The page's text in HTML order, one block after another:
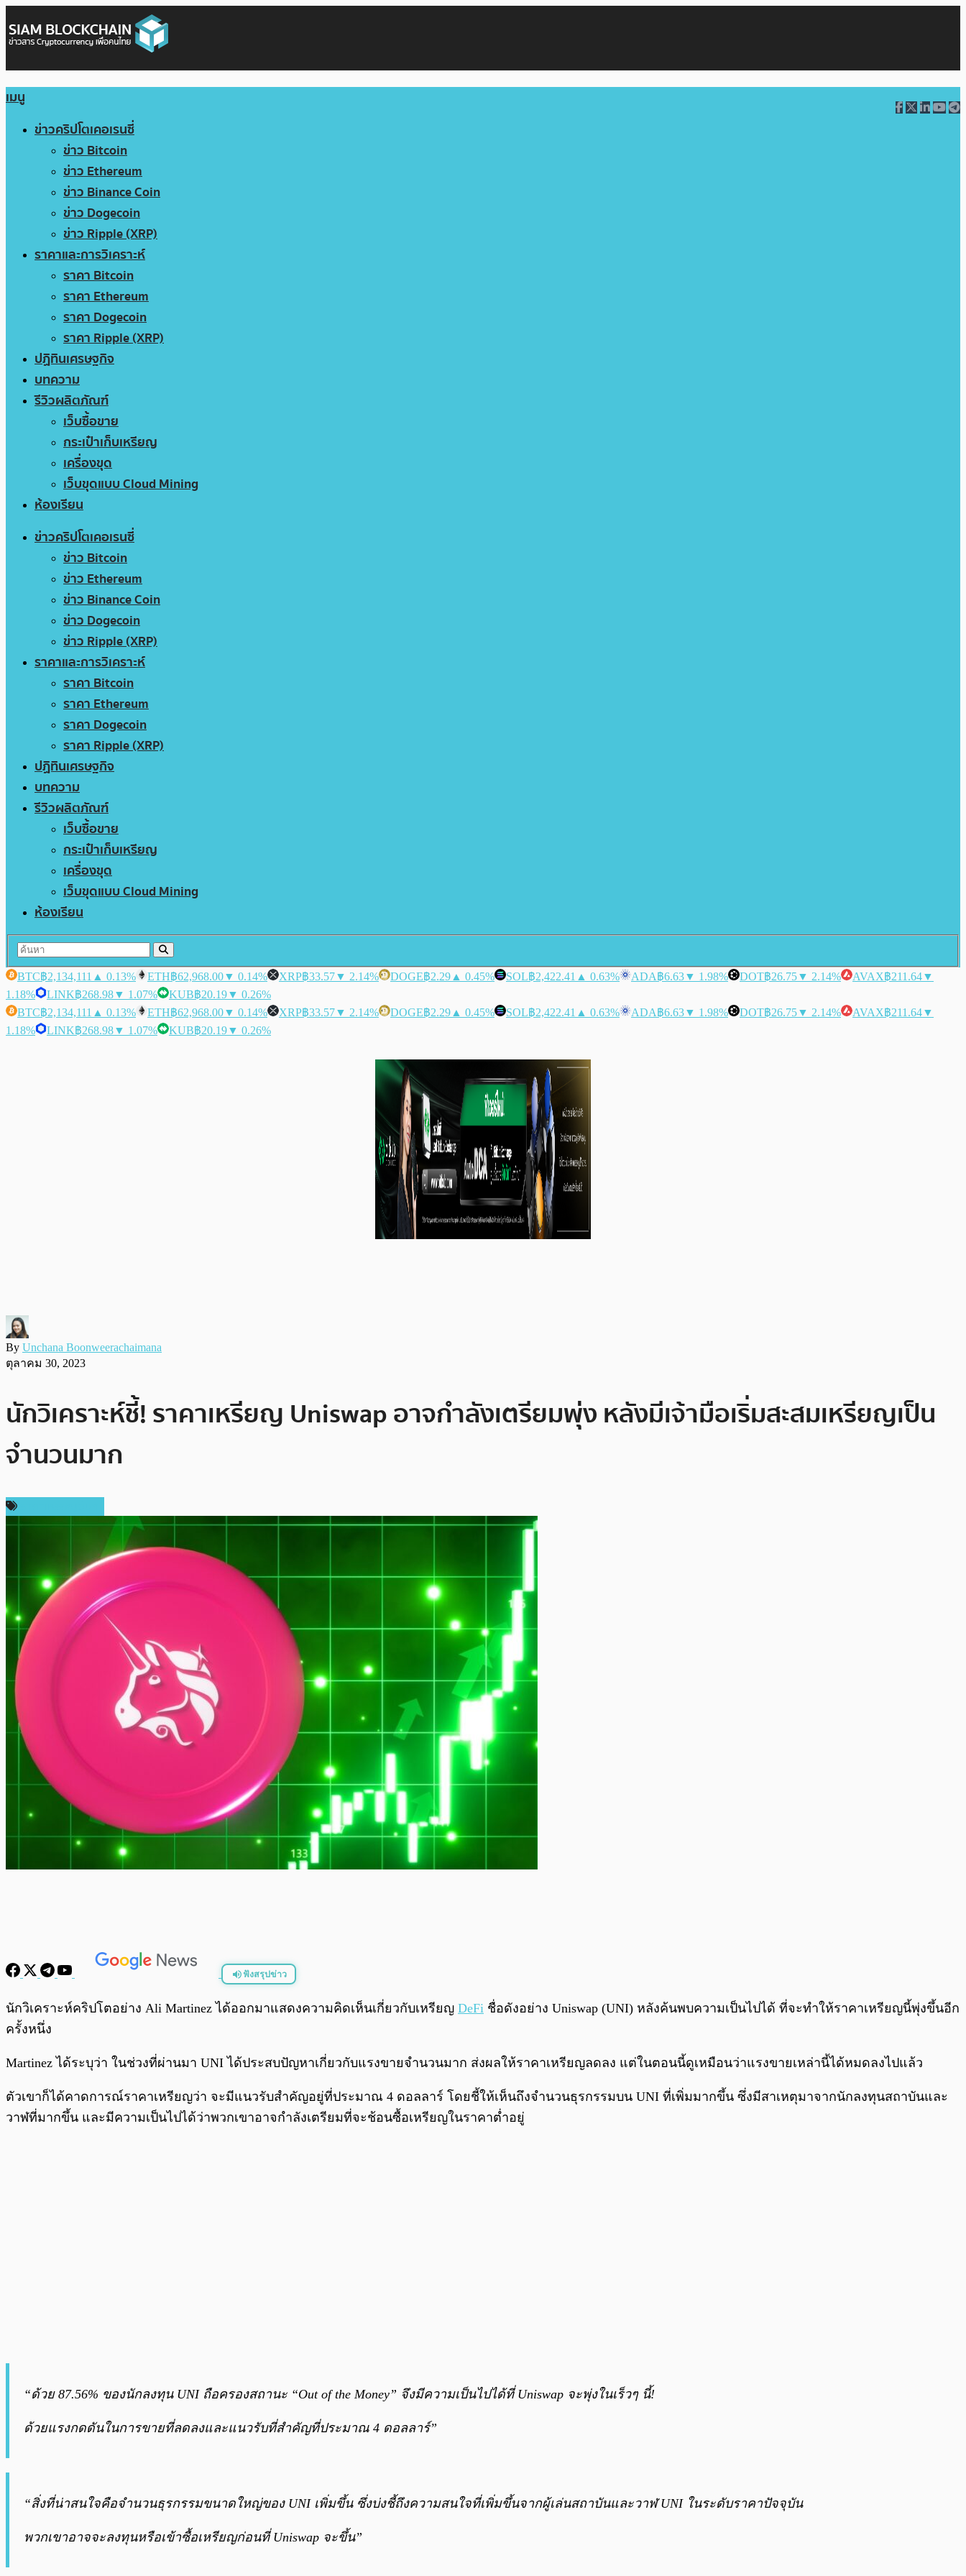
เมนู
ข่าวคริปโตเคอเรนซี่
ข่าว Bitcoin
ข่าว Ethereum
ข่าว Binance Coin
ข่าว Dogecoin
ข่าว Ripple (XRP)
ราคาและการวิเคราะห์
ราคา Bitcoin
ราคา Ethereum
ราคา Dogecoin
ราคา Ripple (XRP)
ปฏิทินเศรษฐกิจ
บทความ
รีวิวผลิตภัณฑ์
เว็บซื้อขาย
กระเป๋าเก็บเหรียญ
เครื่องขุด
เว็บขุดแบบ Cloud Mining
ห้องเรียน
ข่าวคริปโตเคอเรนซี่
ข่าว Bitcoin
ข่าว Ethereum
ข่าว Binance Coin
ข่าว Dogecoin
ข่าว Ripple (XRP)
ราคาและการวิเคราะห์
ราคา Bitcoin
ราคา Ethereum
ราคา Dogecoin
ราคา Ripple (XRP)
ปฏิทินเศรษฐกิจ
บทความ
รีวิวผลิตภัณฑ์
เว็บซื้อขาย
กระเป๋าเก็บเหรียญ
เครื่องขุด
เว็บขุดแบบ Cloud Mining
ห้องเรียน
BTC฿2,134,111 ▲ 0.13% ETH฿62,968.00▼ 0.14% XRP฿33.57▼ 2.14% DOGE฿2.29 ▲ 0.45% SOL฿2,422.41 ▲ 0.63% ADA฿6.63▼ 1.98% DOT฿26.75▼ 2.14% AVAX฿211.64▼
1.18%
LINK฿268.98▼ 1.07% KUB฿20.19▼ 0.26%
BTC฿2,134,111 ▲ 0.13% ETH฿62,968.00▼ 0.14% XRP฿33.57▼ 2.14% DOGE฿2.29 ▲ 0.45% SOL฿2,422.41 ▲ 0.63% ADA฿6.63▼ 1.98% DOT฿26.75▼ 2.14% AVAX฿211.64▼
1.18%
LINK฿268.98▼ 1.07% KUB฿20.19▼ 0.26%
By Unchana Boonweerachaimana
ตุลาคม 30, 2023
นักวิเคราะห์ชี้! ราคาเหรียญ Uniswap อาจกำลังเตรียมพุ่ง หลังมีเจ้ามือเริ่มสะสมเหรียญเป็น
จำนวนมาก
ฟังสรุปข่าว
พร้อมเล่น 0:00/ 0:00
นักวิเคราะห์คริปโตอย่าง Ali Martinez ได้ออกมาแสดงความคิดเห็นเกี่ยวกับเหรียญ DeFi ชื่อดังอย่าง Uniswap (UNI) หลังค้นพบความเป็นไปได้ ที่จะทำให้ราคาเหรียญนี้พุ่งขึ้นอีก
ครั้งหนึ่ง
Martinez ได้ระบุว่า ในช่วงที่ผ่านมา UNI ได้ประสบปัญหาเกี่ยวกับแรงขายจำนวนมาก ส่งผลให้ราคาเหรียญลดลง แต่ในตอนนี้ดูเหมือนว่าแรงขายเหล่านี้ได้หมดลงไปแล้ว
ตัวเขาก็ได้คาดการณ์ราคาเหรียญว่า จะมีแนวรับสำคัญอยู่ที่ประมาณ 4 ดอลลาร์ โดยชี้ให้เห็นถึงจำนวนธุรกรรมบน UNI ที่เพิ่มมากขึ้น ซึ่งมีสาเหตุมาจากนักลงทุนสถาบันและ
วาฬที่มากขึ้น และมีความเป็นไปได้ว่าพวกเขาอาจกำลังเตรียมที่จะช้อนซื้อเหรียญในราคาต่ำอยู่
“ด้วย 87.56% ของนักลงทุน UNI ถือครองสถานะ “Out of the Money” จึงมีความเป็นไปได้ที่ Uniswap จะพุ่งในเร็วๆ นี้!
ด้วยแรงกดดันในการขายที่ลดลงและแนวรับที่สำคัญที่ประมาณ 4 ดอลลาร์”
“สิ่งที่น่าสนใจคือจำนวนธุรกรรมขนาดใหญ่ของ UNI เพิ่มขึ้น ซึ่งบ่งชี้ถึงความสนใจที่เพิ่มขึ้นจากผู้เล่นสถาบันและวาฬ UNI ในระดับราคาปัจจุบัน
พวกเขาอาจจะลงทุนหรือเข้าซื้อเหรียญก่อนที่ Uniswap จะขึ้น”